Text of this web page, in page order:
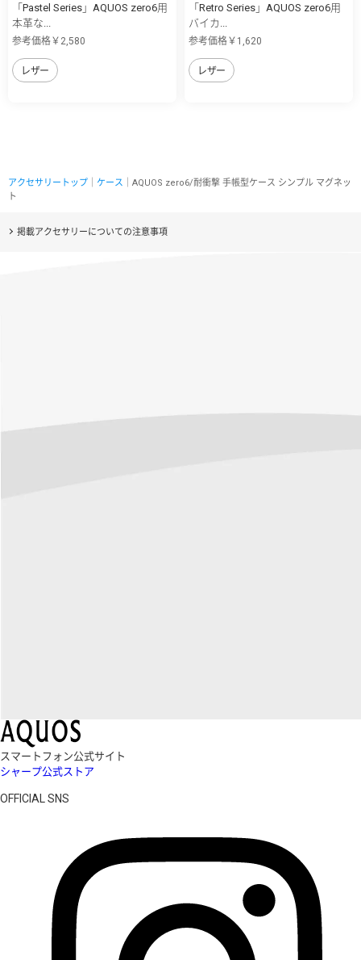
「Pastel Series」AQUOS zero6用
本革な...
参考価格￥2,580
レザー
「Retro Series」AQUOS zero6用
バイカ...
参考価格￥1,620
レザー
アクセサリートップ ケース ｜AQUOS zero6/耐衝撃 手帳型ケース シンプル マグネッ
ト
掲載アクセサリーについての注意事項
スマートフォン公式サイト
シャープ公式ストア
OFFICIAL SNS